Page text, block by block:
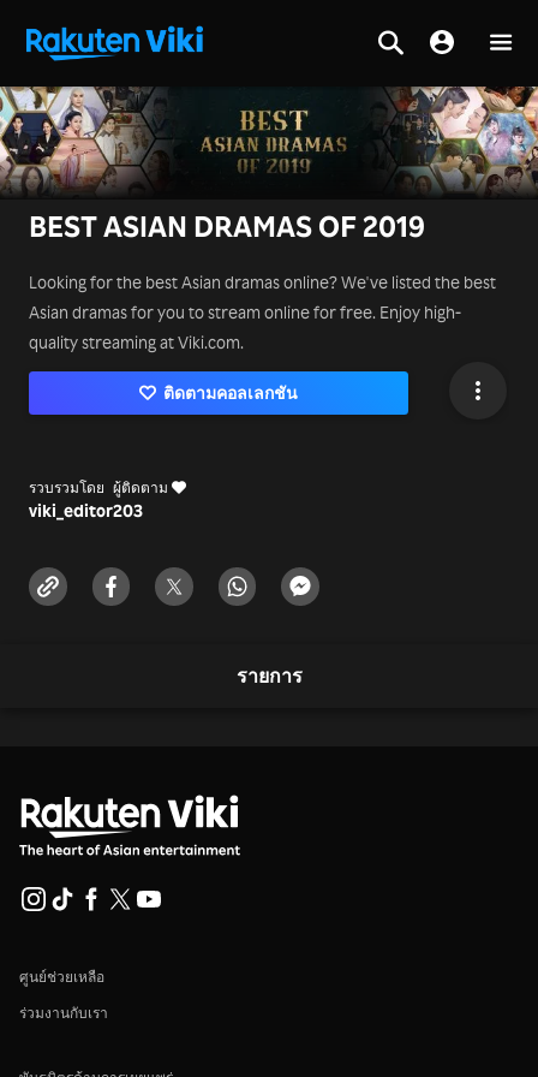
BEST ASIAN DRAMAS OF 2019
Looking for the best Asian dramas online? We've listed the best
Asian dramas for you to stream online for free. Enjoy high-
quality streaming at Viki.com.
ติดตามคอลเลกชัน
รวบรวมโดย
viki_editor
ผู้ติดตาม
203
รายการ
ศูนย์ช่วยเหลือ
ร่วมงานกับเรา